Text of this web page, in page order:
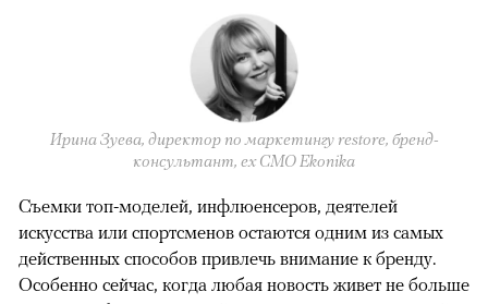
Ирина Зуева, директор по маркетингу restore, бренд-
консультант, eх CMO Ekonika
Съемки топ-моделей, инфлюенсеров, деятелей
искусства или спортсменов остаются одним из самых
действенных способов привлечь внимание к бренду.
Особенно сейчас, когда любая новость живет не больше